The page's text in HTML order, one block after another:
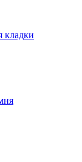
кладки